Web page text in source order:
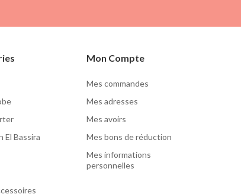
El Bassira
Mon Compte
Mes commandes
Mes adresses
Mes avoirs
Mes bons de réduction
Mes informations
personnelles